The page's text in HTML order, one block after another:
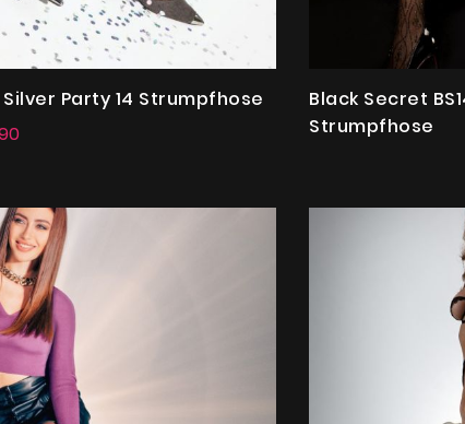
Party 14 Strumpfhose
Black Secret
Strumpfhose